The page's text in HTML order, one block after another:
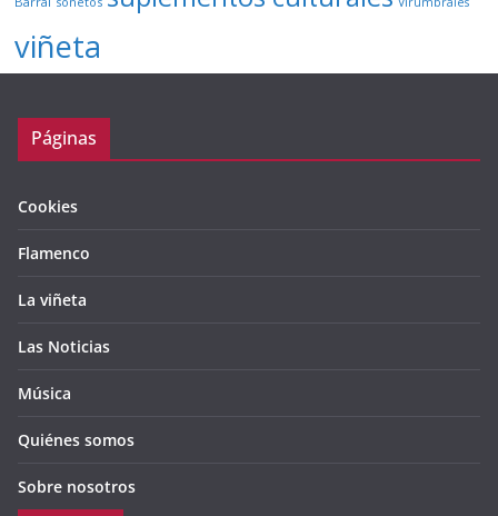
viñeta
Páginas
Cookies
Flamenco
La viñeta
Las Noticias
Música
Quiénes somos
Sobre nosotros